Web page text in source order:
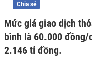
Chia sẻ
Mức giá giao dịch
bình là 60.000
2.146 tỉ đồng.